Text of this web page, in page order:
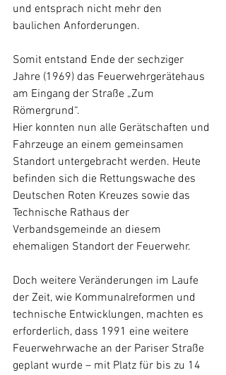
und entsprach nicht mehr den
baulichen Anforderungen.
Somit entstand Ende der sechziger
Jahre (1969) das Feuerwehrgerätehaus
am Eingang der Straße „Zum
Römergrund“.
Hier konnten nun alle Gerätschaften und
Fahrzeuge an einem gemeinsamen
Standort untergebracht werden. Heute
befinden sich die Rettungswache des
Deutschen Roten Kreuzes sowie das
Technische Rathaus der
Verbandsgemeinde an diesem
ehemaligen Standort der Feuerwehr.
Doch weitere Veränderungen im Laufe
der Zeit, wie Kommunalreformen und
technische Entwicklungen, machten es
erforderlich, dass 1991 eine weitere
Feuerwehrwache an der Pariser Straße
geplant wurde – mit Platz für bis zu 14